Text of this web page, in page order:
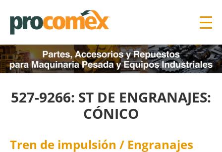
527-9266: ST DE ENGRANAJES:
CÓNICO
Tren de impulsión / Engranajes